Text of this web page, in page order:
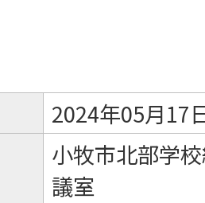
2024年05月17
小牧市北部学
議室